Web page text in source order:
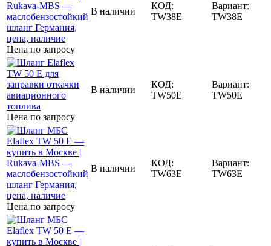
Цена по запросу
В наличии
КОД:
TW38E
Вариант:
TW38E
Цена по запросу
В наличии
КОД:
TW50E
Вариант:
TW50E
Цена по запросу
В наличии
КОД:
TW63E
Вариант:
TW63E